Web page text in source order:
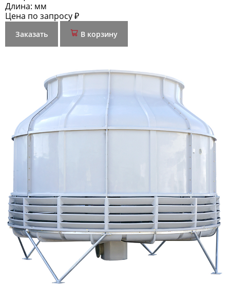
Длина: мм
Цена по запросу ₽
Заказать В корзину